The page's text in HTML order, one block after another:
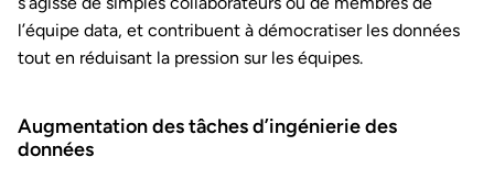
l’équipe data, et contribuent à démocratiser les données
tout en réduisant la pression sur les équipes.
Augmentation des tâches d’ingénierie des
données